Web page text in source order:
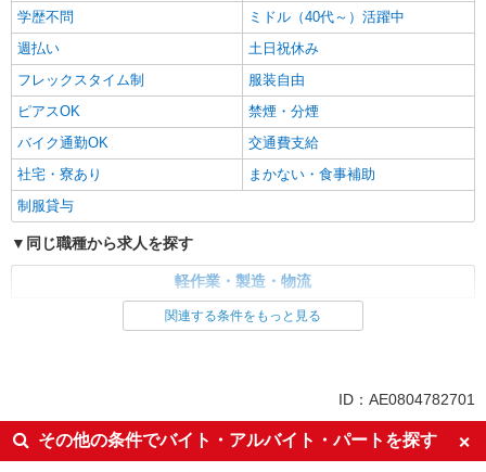
学歴不問
ミドル（40代～）活躍中
週払い
土日祝休み
フレックスタイム制
服装自由
ピアスOK
禁煙・分煙
バイク通勤OK
交通費支給
社宅・寮あり
まかない・食事補助
制服貸与
同じ職種から求人を探す
軽作業・製造・物流
梱包・仕分け・ピッキング
土日祝休み
服装自由
交通費支給
社宅・寮あり
関連する条件をもっと見る
ID：AE0804782701
その他の条件でバイト・アルバイト・パートを探す